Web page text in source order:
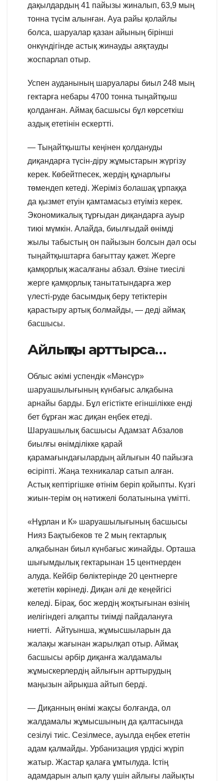
дақылдардың 41 пайызы жиналып, 63,9 мың
тонна түсім алынған. Ауа райы қолайлы
болса, шаруалар қазан айының бірінші
онкүндігінде астық жинауды аяқтауды
жоспарлап отыр.
Успен ауданының шаруалары биыл 248 мың
гектарға небары 4700 тонна тыңайтқыш
қолданған. Аймақ басшысы бұл көрсеткіш
аздық ететінін ескертті.
— Тыңайтқышты кеңінен қолдануды
диқандарға түсін-діру жұмыстарын жүргізу
керек. Көбейтпесек, жердің құнарлығы
төмендеп кетеді. Жеріміз болашақ ұрпаққа
да қызмет етуін қамтамасыз етуіміз керек.
Экономикалық тұрғыдан диқандарға ауыр
тиюі мүмкін. Алайда, биылғыдай өнімді
жылы табыстың он пайызын болсын дәл осы
тыңайтқыштарға бағыттау қажет. Жерге
қамқорлық жасалғаны абзал. Өзіне тиесілі
жерге қамқорлық танытатындарға жер
үлесті-руде басымдық беру тетіктерін
қарастыру артық болмайды, — деді аймақ
басшысы.
Айлықты арттырса…
Облыс әкімі успендік «Мәнсүр»
шаруашылығының күнбағыс алқабына
арнайы барды. Бұл егістікте егіншілікке енді
бет бұрған жас диқан еңбек етеді.
Шаруашылық басшысы Адамзат Абзалов
биылғы өнімділікке қарай
қарамағындағылардың айлығын 40 пайызға
өсіріпті. Жаңа техникалар сатып алған.
Астық кептіргішке өтінім беріп қойыпты. Күзгі
жиын-терім оң нәтижелі болатынына үмітті.
«Нұрлан и К» шаруашылығының басшысы
Нияз Бақтыбеков те 2 мың гектарлық
алқабынан биыл күнбағыс жинайды. Орташа
шығымдылық гектарынан 15 центнерден
алуда. Кейбір бөліктерінде 20 центнерге
жететін көрінеді. Диқан әлі де кеңейгісі
келеді. Бірақ, бос жердің жоқтығынан өзінің
иелігіндегі алқапты тиімді пайдалануға
ниетті. Айтуынша, жұмысшыларын да
жалақы жағынан жарылқап отыр. Аймақ
басшысы әрбір диқанға жалдамалы
жұмыскерлердің айлығын арттырудың
маңызын айрықша айтып берді.
— Диқанның өнімі жақсы болғанда, ол
жалдамалы жұмысшының да қалтасында
сезілуі тиіс. Сезілмесе, ауылда еңбек ететін
адам қалмайды. Урбанизация үрдісі жүріп
жатыр. Жастар қалаға ұмтылуда. Істің
адамдарын алып қалу үшін айлығы лайықты